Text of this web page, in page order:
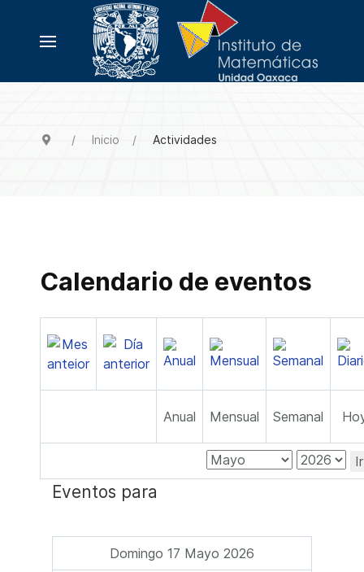
Inicio Actividades
Calendario de eventos
Anual Mensual Semanal
Eventos para
Domingo 17 Mayo 2026